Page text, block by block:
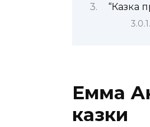
“Казка
Емма
казки